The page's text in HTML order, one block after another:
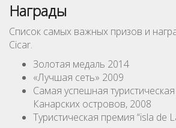
Награды
Список самых важных призов и
Cicar.
Золотая медаль 2014
«Лучшая сеть» 2009
Самая успешная
Канарских островов, 2008
Туристическая премия “isla de